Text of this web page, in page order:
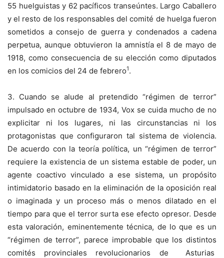
55 huelguistas y 62 pacíficos transeúntes. Largo Caballero
y el resto de los responsables del comité de huelga fueron
sometidos a consejo de guerra y condenados a cadena
perpetua, aunque obtuvieron la amnistía el 8 de mayo de
1918, como consecuencia de su elección como diputados
en los comicios del 24 de febrero1.
3. Cuando se alude al pretendido “régimen de terror”
impulsado en octubre de 1934, Vox se cuida mucho de no
explicitar ni los lugares, ni las circunstancias ni los
protagonistas que configuraron tal sistema de violencia.
De acuerdo con la teoría política, un “régimen de terror”
requiere la existencia de un sistema estable de poder, un
agente coactivo vinculado a ese sistema, un propósito
intimidatorio basado en la eliminación de la oposición real
o imaginada y un proceso más o menos dilatado en el
tiempo para que el terror surta ese efecto opresor. Desde
esta valoración, eminentemente técnica, de lo que es un
“régimen de terror”, parece improbable que los distintos
comités provinciales revolucionarios de Asturias